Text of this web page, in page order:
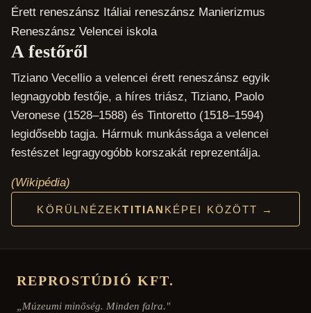
Érett reneszánsz Itáliai reneszánsz Manierizmus
Reneszánsz Velencei iskola
A festőről
Tiziano Vecellio a velencei érett reneszánsz egyik
legnagyobb festője, a híres triász, Tiziano, Paolo
Veronese (1528–1588) és Tintoretto (1518–1594)
legidősebb tagja. Hármuk munkássága a velencei
festészet legragyogóbb korszakát reprezentálja.
(Wikipédia)
KÖRÜLNÉZEKTITIAN KÉPEI KÖZÖTT →
REPROSTÚDIÓ KFT.
„Múzeumi minőség. Minden falra."